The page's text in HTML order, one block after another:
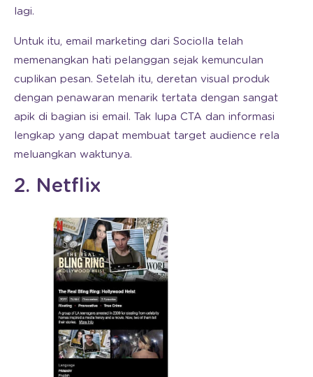
lagi.
Untuk itu, email marketing dari Sociolla telah
memenangkan hati pelanggan sejak kemunculan
cuplikan pesan. Setelah itu, deretan visual produk
dengan penawaran menarik tertata dengan sangat
apik di bagian isi email. Tak lupa CTA dan informasi
lengkap yang dapat membuat target audience rela
meluangkan waktunya.
2. Netflix